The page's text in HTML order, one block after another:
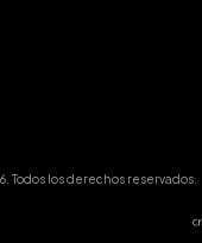
Todos los derechos reservados.